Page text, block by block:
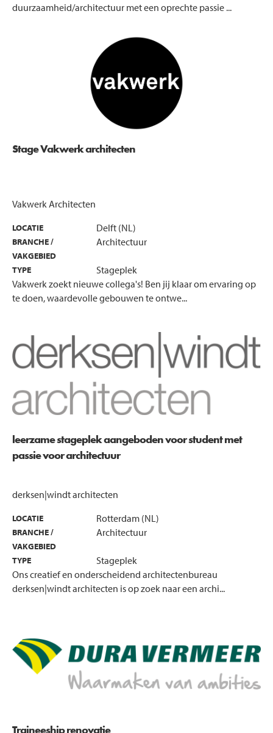
duurzaamheid/architectuur met een oprechte passie ...
Stage Vakwerk architecten
Vakwerk Architecten
LOCATIE Delft (NL)
BRANCHE /
VAKGEBIED
Architectuur
TYPE
Stageplek
Vakwerk zoekt nieuwe collega's! Ben jij klaar om ervaring op
te doen, waardevolle gebouwen te ontwe...
leerzame stageplek aangeboden voor student met
passie voor architectuur
derksen|windt architecten
LOCATIE Rotterdam (NL)
BRANCHE /
VAKGEBIED
Architectuur
TYPE
Stageplek
Ons creatief en onderscheidend architectenbureau
derksen|windt architecten is op zoek naar een archi...
Traineeship renovatie